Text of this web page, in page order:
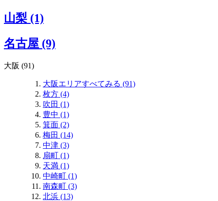
山梨 (1)
名古屋 (9)
大阪 (91)
大阪エリアすべてみる (91)
枚方 (4)
吹田 (1)
豊中 (1)
箕面 (2)
梅田 (14)
中津 (3)
扇町 (1)
天満 (1)
中崎町 (1)
南森町 (3)
北浜 (13)